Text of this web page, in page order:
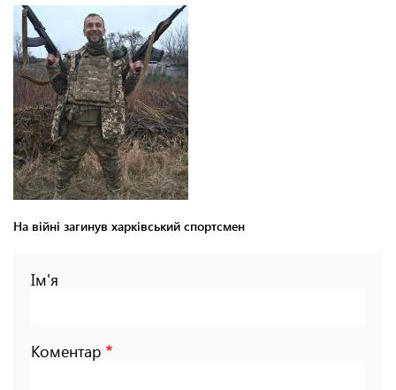
На війні загинув харківський спортсмен
Ім'я
Коментар